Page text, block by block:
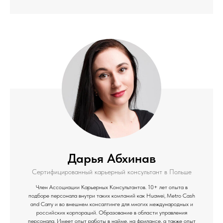
Дарья Абхинав
Сертифицированный карьерный консультант в Польше
Член Ассоциации Карьерных Консультантов. 10+ лет опыта в
подборе персонала внутри таких компаний как Huawei, Metro Cash
and Carry и во внешнем консалтинге для многих международных и
российских корпораций. Образование в области управления
персонала. Имеет опыт работы в найме, на фрилансе, а также опыт